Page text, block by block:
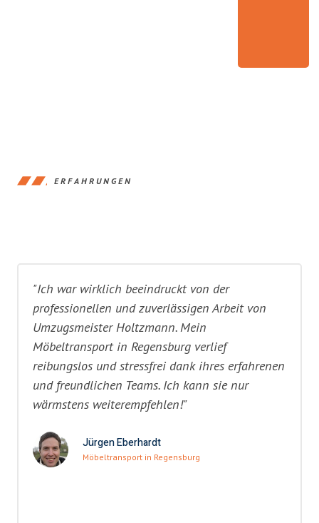
ERFAHRUNGEN
"Ich war wirklich beeindruckt von der
professionellen und zuverlässigen Arbeit von
Umzugsmeister Holtzmann. Mein
Möbeltransport in Regensburg verlief
reibungslos und stressfrei dank ihres erfahrenen
und freundlichen Teams. Ich kann sie nur
wärmstens weiterempfehlen!"
Jürgen Eberhardt
Möbeltransport in Regensburg